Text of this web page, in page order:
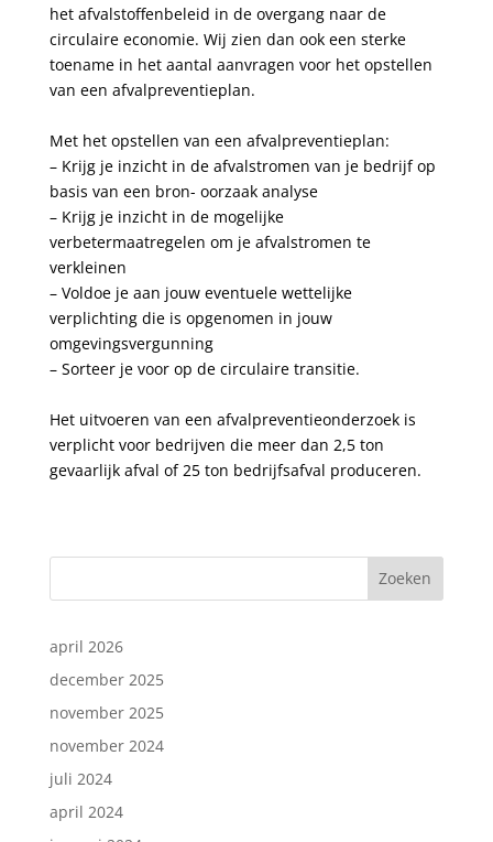
het afvalstoffenbeleid in de overgang naar de
circulaire economie. Wij zien dan ook een sterke
toename in het aantal aanvragen voor het opstellen
van een afvalpreventieplan.
Met het opstellen van een afvalpreventieplan:
– Krijg je inzicht in de afvalstromen van je bedrijf op
basis van een bron- oorzaak analyse
– Krijg je inzicht in de mogelijke
verbetermaatregelen om je afvalstromen te
verkleinen
– Voldoe je aan jouw eventuele wettelijke
verplichting die is opgenomen in jouw
omgevingsvergunning
– Sorteer je voor op de circulaire transitie.
Het uitvoeren van een afvalpreventieonderzoek is
verplicht voor bedrijven die meer dan 2,5 ton
gevaarlijk afval of 25 ton bedrijfsafval produceren.
Zoeken
april 2026
december 2025
november 2025
november 2024
juli 2024
april 2024